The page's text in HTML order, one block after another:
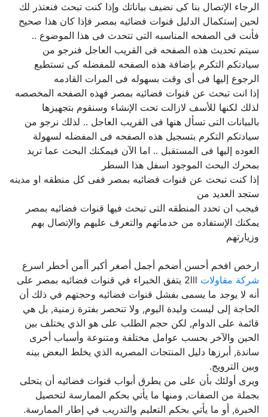
الرجاء الإتصال بنا كى نضيف بياناتك وإذا كنت تبحث فنعتذر لك
لحين إستكمال الدليل قنوات فضائيه بمصر فإذا كان هذا صحيح
فأنت فى الصفحه المناسبه التى تتحدث فى هذا الموضوع ..
سيتم تحديث هذه الصفحه فى القريب العاجل فنرجو من
سيادتكم التكرم بإضافة هذه الصفحه للمفضله كى تستطيع
الرجوع إليها فى أى وقت بسهوله فى المرات القادمه
إذا انت تبحث عن قنوات فضائيه بمصر فهذه الصفحه المخصصه
لذلك لكنها للأسف لازالت تحت الإنشاء وسنقوم بتجهيزها
بالبيانات التى تسأل هنها فى القريب العاجل .. لذلك نرجو من
سيادتكم التكرم بتسجيل هذه الصفحه فى المفضله لسهولة
العوده إليها فى المستقبل .. اما الآن فيمكنك البحث عما تريد
بمحرك البحث الموجود اسفل هذا السطر
إذا كنت تبحث عن قنوات فضائيه بمصر ففى كل منطقه او مدينه
ستجد العديد من
فيجب ان تحدد المنطقه التى تبحث فيها قنوات فضائيه بمصر
يمكنك الإستفاده من خدماتهم والتعرف عليهم والإتصال بهم
وزيارتهم
ارخص افخم أحسن أضخم أجمل أصغر أكبر أأمن أخطر اسرع
شركة مقاولات
2lll يتفق الخبراء في قنوات فضائيه بمصر على
أنه لا يوجد ما يسمى بفشل قنوات فضائيه وحجتهم في ذلك أن
الحاجة إلى ليست وليدة اليوم, ولا تنحصر بفترة زمنية, بل هي
قائمة على الدوام, لكن حجم الطلب على هو الذي يختلف بين
الحين والآخر بحسب عوامل مختلفة ومتنوعة وأسباب أخرى
ساندة, أبرزها دليل المنتجات المصريه الذي يخلط البعض بينه
وبين الترويج.
ويرى أولئك بأن على من يطرق أبواب قنوات فضائيه أن يتحلى
بجملة من الصفات, ومنها ما يأتي بحكم الممارسة لتحصيل
الخبرة, أو ما يأتي بحكم التعليم والتدريب في إطار الممارسة.